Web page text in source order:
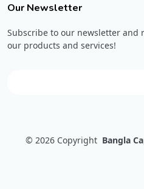
Our Newsletter
Subscribe to our newsletter and
our products and services!
© 2026 Copyright Bangla